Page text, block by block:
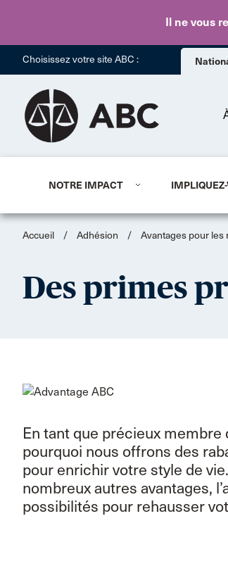
Il ne vous
Choisissez votre site ABC :
NOTRE IMPACT
Accueil / Adhésion / Avantages pour les
Des primes
En tant que précieux membre
pourquoi nous offrons des
pour enrichir votre style de
nombreux autres avantages,
possibilités pour rehausser